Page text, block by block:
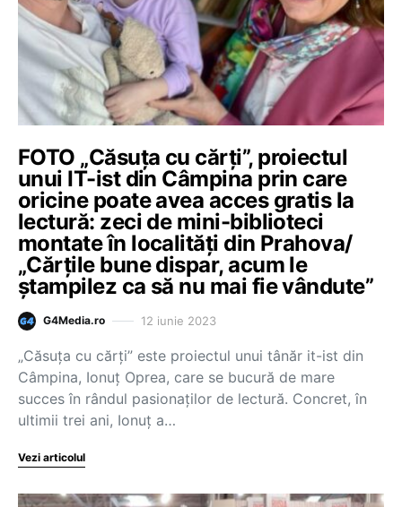
FOTO „Căsuţa cu cărţi”, proiectul
unui IT-ist din Câmpina prin care
oricine poate avea acces gratis la
lectură: zeci de mini-biblioteci
montate în localități din Prahova/
„Cărţile bune dispar, acum le
ştampilez ca să nu mai fie vândute”
G4Media.ro 12 iunie 2023
„Căsuţa cu cărţi” este proiectul unui tânăr it-ist din
Câmpina, Ionuţ Oprea, care se bucură de mare
succes în rândul pasionaţilor de lectură. Concret, în
ultimii trei ani, Ionuţ a…
Vezi articolul